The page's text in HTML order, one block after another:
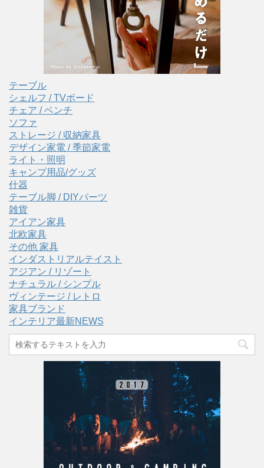
テーブル
シェルフ / TVボード
チェア / ベンチ
ソファ
ストレージ / 収納家具
デザイン家電 / 季節家電
ライト・照明
キャンプ用品/グッズ
什器
テーブル脚 / DIYパーツ
雑貨
アイアン家具
北欧家具
その他 家具
インダストリアルテイスト
アジアン / リゾート
ナチュラル / シンプル
ヴィンテージ / レトロ
家具ブランド
インテリア最新NEWS